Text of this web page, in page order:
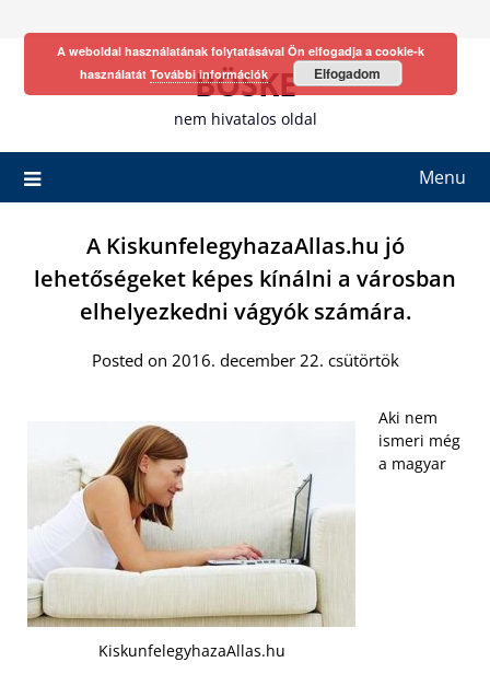
BÖSKE
nem hivatalos oldal
Menu
A KiskunfelegyhazaAllas.hu jó
lehetőségeket képes kínálni a városban
elhelyezkedni vágyók számára.
Posted on 2016. december 22. csütörtök
KiskunfelegyhazaAllas.hu
Aki nem
ismeri még
a magyar
A weboldal használatának folytatásával Ön elfogadja a cookie-k
használatát További információk Elfogadom